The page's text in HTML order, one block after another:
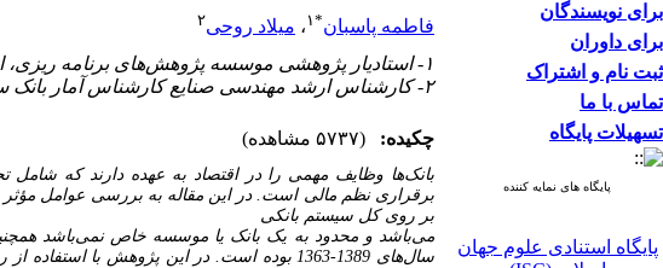
برای نویسندگان
برای داوران
ثبت نام و اشتراک
تماس با ما
تسهیلات پایگاه
پایگاه های نمایه کننده
پایگاه استنادی علوم جهان
اسلام (ISC)
فاطمه پاسبان*۱ ، میلاد روحی۲
۱- استادیار پژوهشی موسسه پژوهش‌های برنامه ریزی، اقتصاد کشاورزی وتوسعه روستایی
۲- کارشناس ارشد مهندسی صنایع کارشناس آمار بانک سپه
چکیده: (۵۷۳۷ مشاهده)
بانکها وظایف مهمی را در اقتصاد به عهده ‌دارند که شامل
برقراری نظم مالی است. در این مقاله به بررسی عوامل
بر روی کل سیستم بانکی
میباشد و محدود به یک بانک یا موسسه خاص نمیباشد
سال‌های 1389-1363 بوده است. در این پژوهش با استفاده از روش خودرگرسیون برداری